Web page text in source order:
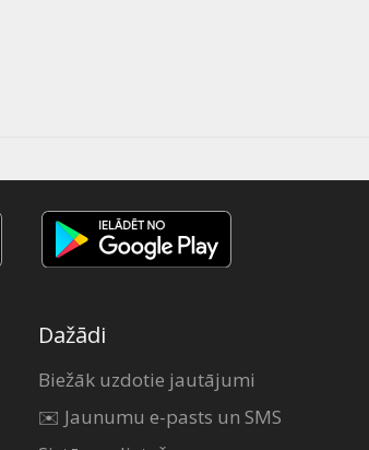
Dažādi
Biežāk uzdotie jautājumi
✉️ Jaunumu e-pasts un SMS